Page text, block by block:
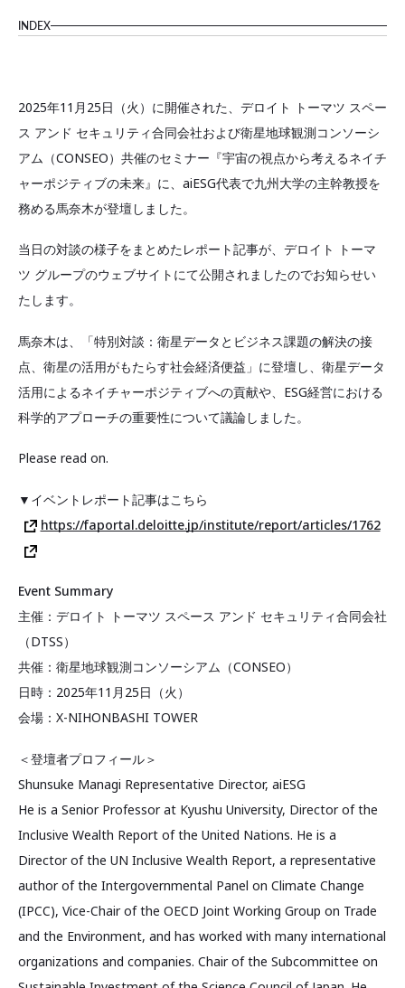
INDEX
2025年11月25日（火）に開催された、デロイト トーマツ スペー
ス アンド セキュリティ合同会社および衛星地球観測コンソーシ
アム（CONSEO）共催のセミナー『宇宙の視点から考えるネイチ
ャーポジティブの未来』に、aiESG代表で九州大学の主幹教授を
務める馬奈木が登壇しました。
当日の対談の様子をまとめたレポート記事が、デロイト トーマ
ツ グループのウェブサイトにて公開されましたのでお知らせい
たします。
馬奈木は、「特別対談：衛星データとビジネス課題の解決の接
点、衛星の活用がもたらす社会経済便益」に登壇し、衛星データ
活用によるネイチャーポジティブへの貢献や、ESG経営における
科学的アプローチの重要性について議論しました。
Please read on.
▼イベントレポート記事はこちら
https://faportal.deloitte.jp/institute/report/articles/1762
Event Summary
主催：デロイト トーマツ スペース アンド セキュリティ合同会社
（DTSS）
共催：衛星地球観測コンソーシアム（CONSEO）
日時：2025年11月25日（火）
会場：X-NIHONBASHI TOWER
＜登壇者プロフィール＞
Shunsuke Managi Representative Director, aiESG
He is a Senior Professor at Kyushu University, Director of the
Inclusive Wealth Report of the United Nations. He is a
Director of the UN Inclusive Wealth Report, a representative
author of the Intergovernmental Panel on Climate Change
(IPCC), Vice-Chair of the OECD Joint Working Group on Trade
and the Environment, and has worked with many international
organizations and companies. Chair of the Subcommittee on